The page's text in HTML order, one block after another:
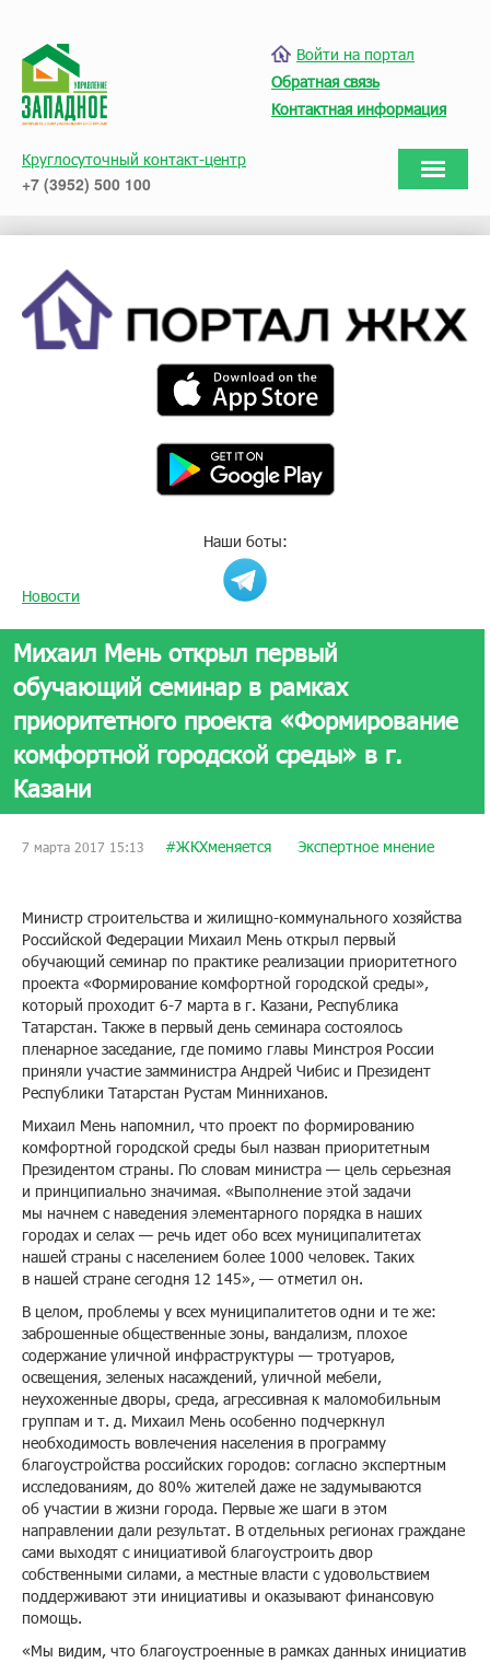
Войти на портал
Обратная связь
Контактная информация
Круглосуточный контакт-центр
+7 (3952) 500 100
Наши боты:
Новости
Михаил Мень открыл первый
обучающий семинар в рамках
приоритетного проекта «Формирование
комфортной городской среды» в г.
Казани
7 марта 2017 15:13 #ЖКХменяется Экспертное мнение
Министр строительства и жилищно-коммунального хозяйства
Российской Федерации Михаил Мень открыл первый
обучающий семинар по практике реализации приоритетного
проекта «Формирование комфортной городской среды»,
который проходит 6-7 марта в г. Казани, Республика
Татарстан. Также в первый день семинара состоялось
пленарное заседание, где помимо главы Минстроя России
приняли участие замминистра Андрей Чибис и Президент
Республики Татарстан Рустам Минниханов.
Михаил Мень напомнил, что проект по формированию
комфортной городской среды был назван приоритетным
Президентом страны. По словам министра — цель серьезная
и принципиально значимая. «Выполнение этой задачи
мы начнем с наведения элементарного порядка в наших
городах и селах — речь идет обо всех муниципалитетах
нашей страны с населением более 1000 человек. Таких
в нашей стране сегодня 12 145», — отметил он.
В целом, проблемы у всех муниципалитетов одни и те же:
заброшенные общественные зоны, вандализм, плохое
содержание уличной инфраструктуры — тротуаров,
освещения, зеленых насаждений, уличной мебели,
неухоженные дворы, среда, агрессивная к маломобильным
группам и т. д. Михаил Мень особенно подчеркнул
необходимость вовлечения населения в программу
благоустройства российских городов: согласно экспертным
исследованиям, до 80% жителей даже не задумываются
об участии в жизни города. Первые же шаги в этом
направлении дали результат. В отдельных регионах граждане
сами выходят с инициативой благоустроить двор
собственными силами, а местные власти с удовольствием
поддерживают эти инициативы и оказывают финансовую
помощь.
«Мы видим, что благоустроенные в рамках данных инициатив